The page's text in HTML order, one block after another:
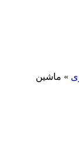
» ماشین